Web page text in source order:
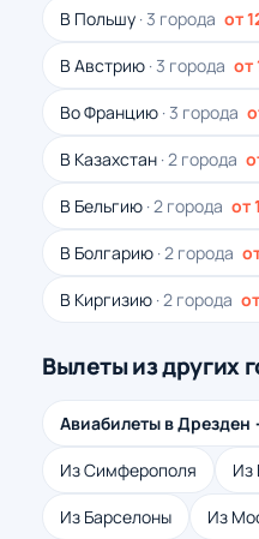
В Польшу · 3 города от
В Австрию · 3 города от
Во Францию · 3 города
В Казахстан · 2 города
В Бельгию · 2 города от
В Болгарию · 2 города
В Киргизию · 2 города
Вылеты из других
Авиабилеты в Дрезден
Из Симферополя Из
Из Барселоны Из